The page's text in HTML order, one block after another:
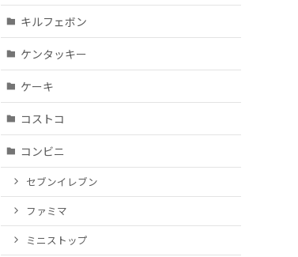
キルフェボン
ケンタッキー
ケーキ
コストコ
コンビニ
セブンイレブン
ファミマ
ミニストップ